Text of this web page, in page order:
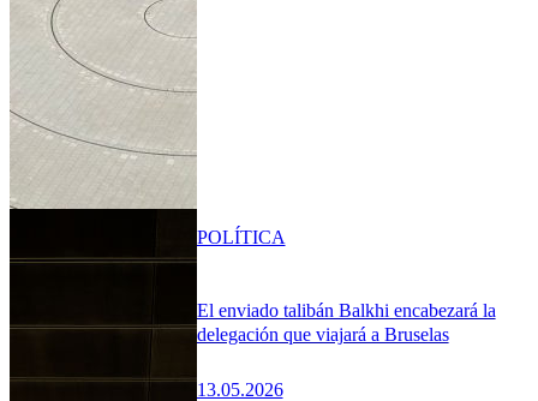
El enviado talibán Balkhi encabezará la
delegación que viajará a Bruselas
13.05.2026
POLÍTICA